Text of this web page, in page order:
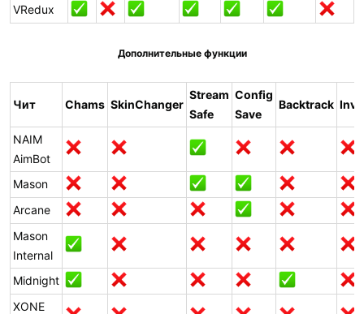
VRedux
Дополнительные функции
Чит Chams SkinChanger
Stream
Safe
Config
Save
Backtrack
NAIM
AimBot
Mason
Arcane
Mason
Internal
Midnight
XONE